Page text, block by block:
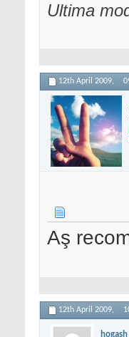
Ultima
12th April 2009,
Aş
12th April 2009,
hogash